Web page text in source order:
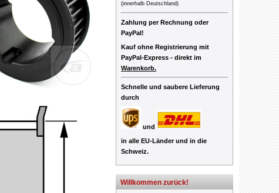
(innerhalb Deutschland)
Zahlung per Rechnung oder
PayPal!
Kauf ohne Registrierung mit
PayPal-Express - direkt im
Warenkorb.
Schnelle und saubere Lieferung
durch
und
in alle EU-Länder und in die
Schweiz.
Willkommen zurück!